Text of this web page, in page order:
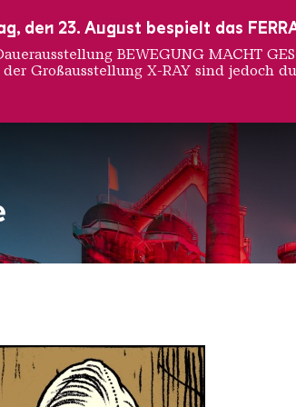
den 23. August bespielt das
BEWEGUNG MACHT
Großausstellung X-RAY sind jedoch